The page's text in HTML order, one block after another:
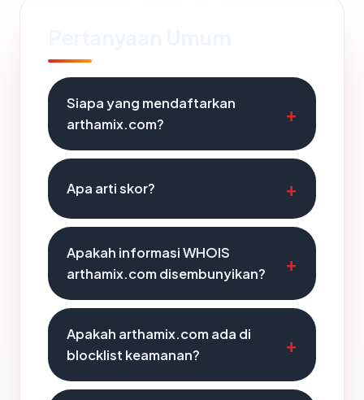
Siapa yang mendaftarkan
arthamix.com?
Apa arti skor?
Apakah informasi WHOIS
arthamix.com disembunyikan?
Apakah arthamix.com ada di
blocklist keamanan?